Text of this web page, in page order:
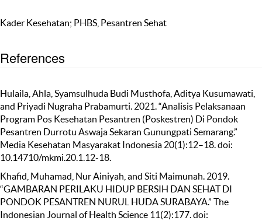
Kader Kesehatan; PHBS, Pesantren Sehat
References
Hulaila, Ahla, Syamsulhuda Budi Musthofa, Aditya Kusumawati,
and Priyadi Nugraha Prabamurti. 2021. “Analisis Pelaksanaan
Program Pos Kesehatan Pesantren (Poskestren) Di Pondok
Pesantren Durrotu Aswaja Sekaran Gunungpati Semarang.”
Media Kesehatan Masyarakat Indonesia 20(1):12–18. doi:
10.14710/mkmi.20.1.12-18.
Khafid, Muhamad, Nur Ainiyah, and Siti Maimunah. 2019.
“GAMBARAN PERILAKU HIDUP BERSIH DAN SEHAT DI
PONDOK PESANTREN NURUL HUDA SURABAYA.” The
Indonesian Journal of Health Science 11(2):177. doi: